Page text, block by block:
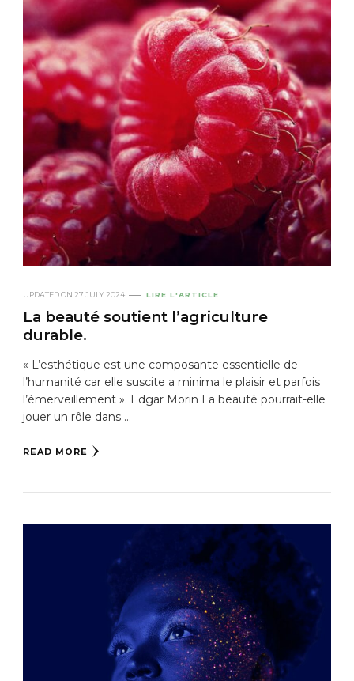
UPDATED ON 27 JULY 2024 LIRE L'ARTICLE
La beauté soutient l’agriculture
durable.
« L’esthétique est une composante essentielle de
l’humanité car elle suscite a minima le plaisir et parfois
l’émerveillement ». Edgar Morin La beauté pourrait-elle
jouer un rôle dans …
READ MORE